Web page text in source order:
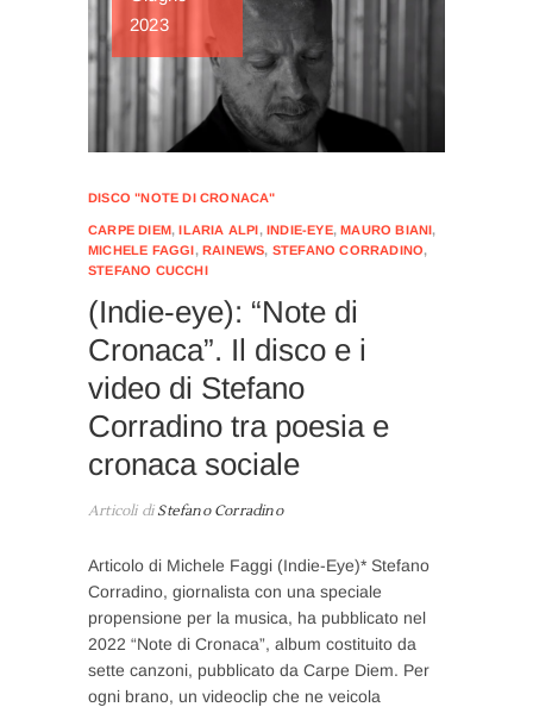
2023
DISCO "NOTE DI CRONACA"
CARPE DIEM,ILARIA ALPI,INDIE-EYE,MAURO BIANI,
MICHELE FAGGI,RAINEWS, STEFANO CORRADINO,
STEFANO CUCCHI
(Indie-eye): “Note di
Cronaca”. Il disco e i
video di Stefano
Corradino tra poesia e
cronaca sociale
Articoli diStefano Corradino
Articolo di Michele Faggi (Indie-Eye)* Stefano
Corradino, giornalista con una speciale
propensione per la musica, ha pubblicato nel
2022 “Note di Cronaca”, album costituito da
sette canzoni, pubblicato da Carpe Diem. Per
ogni brano, un videoclip che ne veicola